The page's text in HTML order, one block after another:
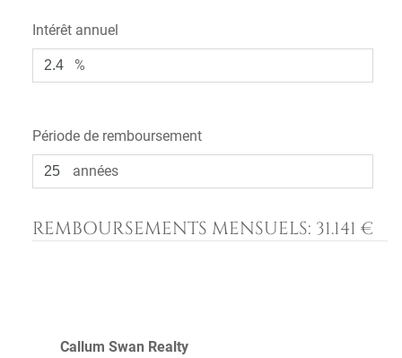
Intérêt annuel
%
Période de remboursement
années
REMBOURSEMENTS MENSUELS: 31.141 €
Callum Swan Realty